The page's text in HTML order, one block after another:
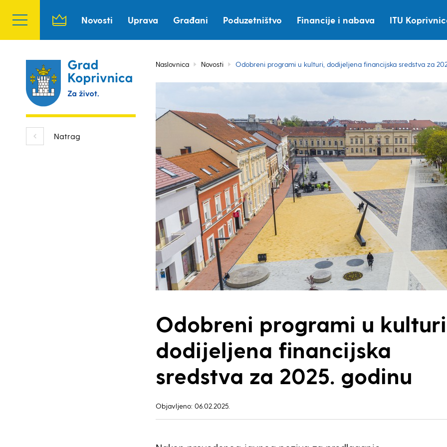
Novosti Uprava Građani Poduzetništvo Financije i nabava ITU
Natrag
Naslovnica Novosti Odobreni programi u kulturi, dodijeljena financijska sredstva za
Odobreni programi u
dodijeljena financijska
sredstva za 2025. godinu
Objavljeno: 06.02.2025.